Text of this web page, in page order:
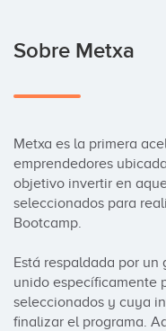
Sobre Metxa
Metxa es la primera
emprendedores
objetivo invertir en
seleccionados para
Bootcamp.
Está respaldada por un
unido específicamente
seleccionados y cuya
finalizar el programa.